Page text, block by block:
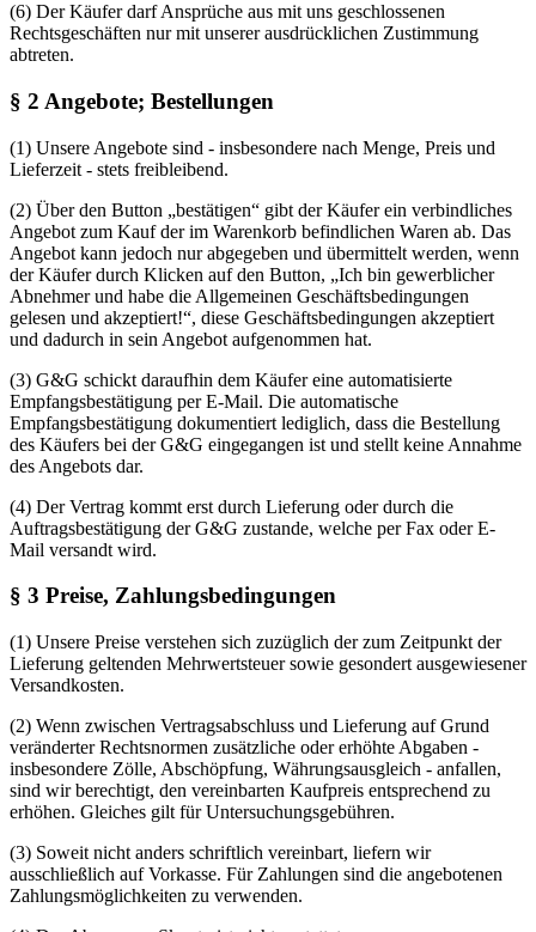
(6) Der Käufer darf Ansprüche aus mit uns geschlossenen
Rechtsgeschäften nur mit unserer ausdrücklichen Zustimmung
abtreten.
§ 2 Angebote; Bestellungen
(1) Unsere Angebote sind - insbesondere nach Menge, Preis und
Lieferzeit - stets freibleibend.
(2) Über den Button „bestätigen“ gibt der Käufer ein verbindliches
Angebot zum Kauf der im Warenkorb befindlichen Waren ab. Das
Angebot kann jedoch nur abgegeben und übermittelt werden, wenn
der Käufer durch Klicken auf den Button, „Ich bin gewerblicher
Abnehmer und habe die Allgemeinen Geschäftsbedingungen
gelesen und akzeptiert!“, diese Geschäftsbedingungen akzeptiert
und dadurch in sein Angebot aufgenommen hat.
(3) G&G schickt daraufhin dem Käufer eine automatisierte
Empfangsbestätigung per E-Mail. Die automatische
Empfangsbestätigung dokumentiert lediglich, dass die Bestellung
des Käufers bei der G&G eingegangen ist und stellt keine Annahme
des Angebots dar.
(4) Der Vertrag kommt erst durch Lieferung oder durch die
Auftragsbestätigung der G&G zustande, welche per Fax oder E-
Mail versandt wird.
§ 3 Preise, Zahlungsbedingungen
(1) Unsere Preise verstehen sich zuzüglich der zum Zeitpunkt der
Lieferung geltenden Mehrwertsteuer sowie gesondert ausgewiesener
Versandkosten.
(2) Wenn zwischen Vertragsabschluss und Lieferung auf Grund
veränderter Rechtsnormen zusätzliche oder erhöhte Abgaben -
insbesondere Zölle, Abschöpfung, Währungsausgleich - anfallen,
sind wir berechtigt, den vereinbarten Kaufpreis entsprechend zu
erhöhen. Gleiches gilt für Untersuchungsgebühren.
(3) Soweit nicht anders schriftlich vereinbart, liefern wir
ausschließlich auf Vorkasse. Für Zahlungen sind die angebotenen
Zahlungsmöglichkeiten zu verwenden.